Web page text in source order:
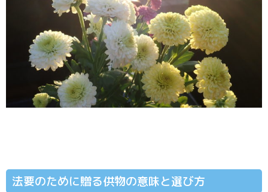
法要のために贈る供物の意味と選び方